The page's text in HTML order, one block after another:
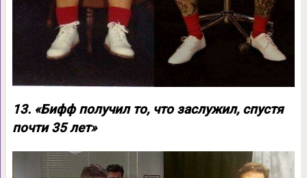
13. «Бифф получил то, что заслужил, спустя
почти 35 лет»